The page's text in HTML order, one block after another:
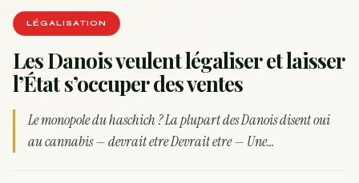
SUGGESTIONS POPULAIRES
Une nouvelle étude montre que la vaporisation du
cannabis réduit de 99…
ACTU
LÉGALISATION
Les Danois veulent légaliser et laisser
l’État s’occuper des ventes
Le monopole du haschich ? La plupart des Danois disent oui
au cannabis — devrait etre Devrait etre — Une…